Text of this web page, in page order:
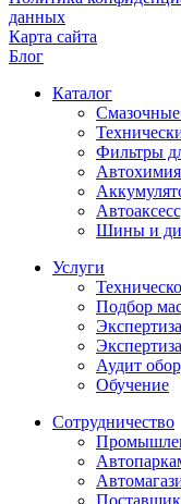
данных
Карта сайта
Блог
Каталог
Фильтры
Автохимия
Шины и
Услуги
Подбор
Аудит
Обучение
Сотрудничество